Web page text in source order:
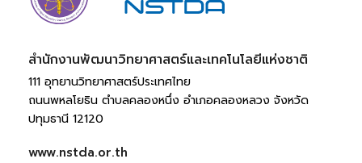
สำนักงานพัฒนาวิทยาศาสตร์และเทคโนโลยีแห่งชาติ​
111 อุทยานวิทยาศาสตร์ประเทศไทย
ถนนพหลโยธิน ตำบลคลองหนึ่ง อำเภอคลองหลวง จังหวัด
ปทุมธานี 12120
www.nstda.or.th